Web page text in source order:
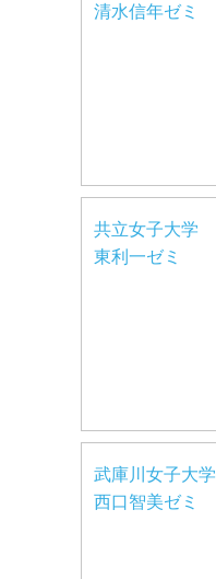
清水信年ゼミ
共立女子大学
東利一ゼミ
武庫川女子大学
西口智美ゼミ